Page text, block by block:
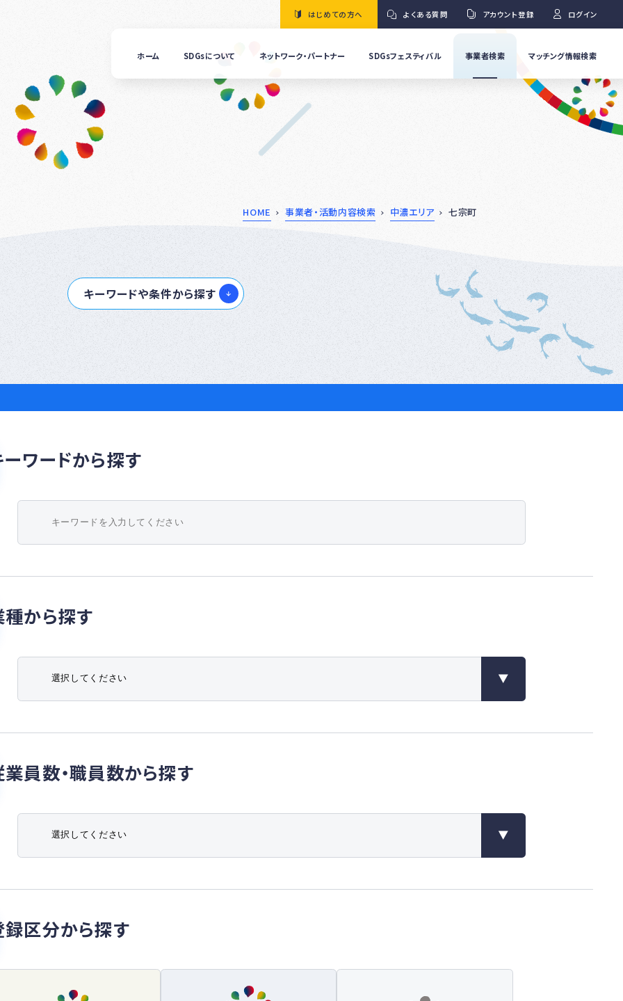
はじめての方へ よくある質問 アカウント登録 ログイン
ホーム SDGsについて ネットワーク・パートナー
の国
ぎふ」
につ
いて
SDGsフェスティバル 事業者検索
ベ
ト
集
内
マッチング情報検索
HOME 事業者・活動内容検索 中濃エリア 七宗町
キーワードや条件から探す
ワードから探す
種から探す
員数・職員数から探す
録区分から探す